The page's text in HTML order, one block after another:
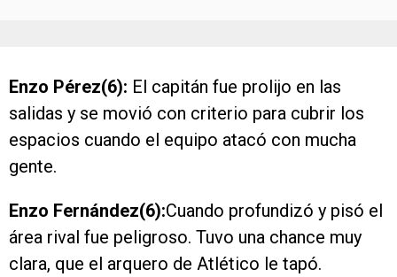
Enzo Pérez(6): El capitán fue prolijo en las
salidas y se movió con criterio para cubrir los
espacios cuando el equipo atacó con mucha
gente.
Enzo Fernández(6):Cuando profundizó y pisó el
área rival fue peligroso. Tuvo una chance muy
clara, que el arquero de Atlético le tapó.